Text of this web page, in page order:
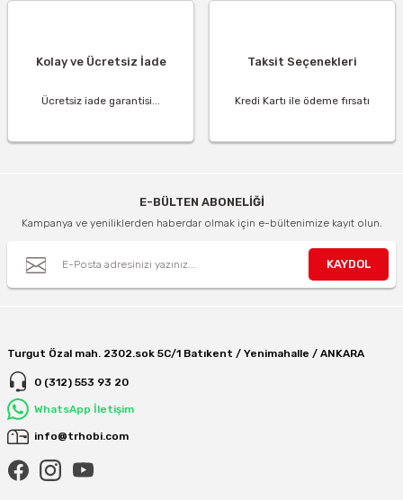
Kolay ve Ücretsiz İade
Ücretsiz iade garantisi...
Taksit Seçenekleri
Kredi Kartı ile ödeme fırsatı
E-BÜLTEN ABONELİĞİ
Kampanya ve yeniliklerden haberdar olmak için e-bültenimize kayıt olun.
KAYDOL
Turgut Özal mah. 2302.sok 5C/1 Batıkent / Yenimahalle / ANKARA
0 (312) 553 93 20
WhatsApp İletişim
info@trhobi.com